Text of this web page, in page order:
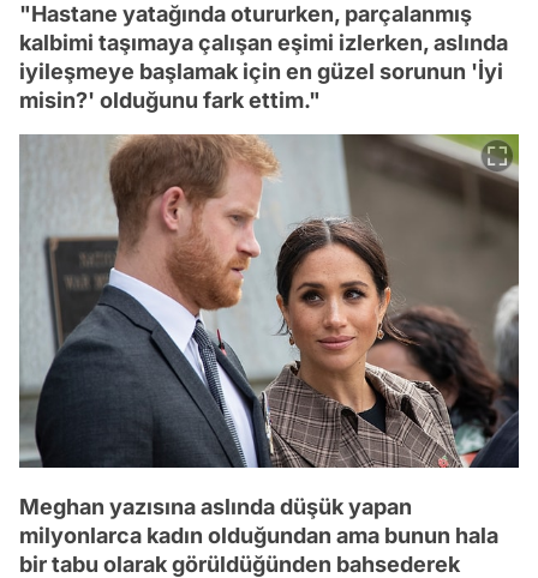
"Hastane yatağında otururken, parçalanmış
kalbimi taşımaya çalışan eşimi izlerken, aslında
iyileşmeye başlamak için en güzel sorunun 'İyi
misin?' olduğunu fark ettim."
Meghan yazısına aslında düşük yapan
milyonlarca kadın olduğundan ama bunun hala
bir tabu olarak görüldüğünden bahsederek